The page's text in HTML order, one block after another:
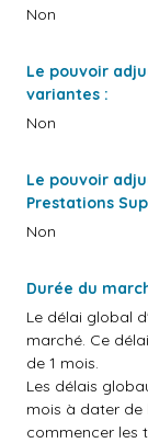
Non
Le pouvoir
variantes :
Non
Le pouvoir
Prestations
Non
Durée du
Le délai global
marché. Ce
de 1 mois.
Les délais
mois à dater de
commencer les